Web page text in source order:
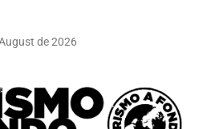
de 2026